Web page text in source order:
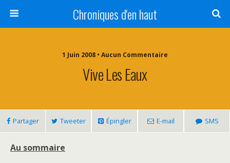
Chroniques d'en haut
1 Juin 2008 • Aucun Commentaire
Vive Les Eaux
Partager Tweeter Épingler E-mail SMS
Au sommaire